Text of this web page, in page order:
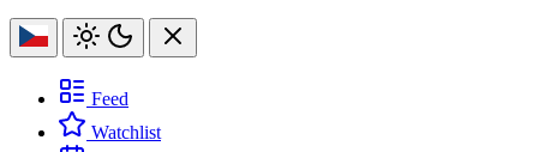
Feed
Watchlist